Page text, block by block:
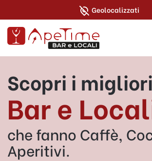
Geolocalizzati
Scopri i migliori
Bar e
che fanno Caffè,
Aperitivi.